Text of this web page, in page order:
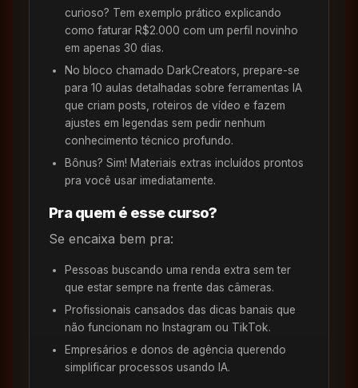
curioso? Tem exemplo prático explicando
como faturar R$2.000 com um perfil novinho
em apenas 30 dias.
No bloco chamado DarkCreators, prepare-se
para 10 aulas detalhadas sobre ferramentas IA
que criam posts, roteiros de vídeo e fazem
ajustes em legendas sem pedir nenhum
conhecimento técnico profundo.
Bônus? Sim! Materiais extras incluídos prontos
pra você usar imediatamente.
Pra quem é esse curso?
Se encaixa bem pra:
Pessoas buscando uma renda extra sem ter
que estar sempre na frente das câmeras.
Profissionais cansados das dicas banais que
não funcionam no Instagram ou TikTok.
Empresários e donos de agência querendo
simplificar processos usando IA.